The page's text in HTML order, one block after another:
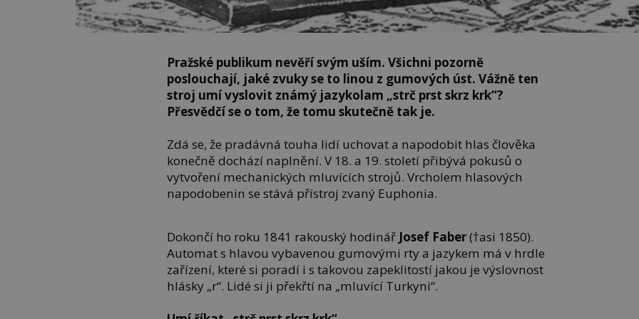
Pražské publikum nevěří svým uším. Všichni pozorně
poslouchají, jaké zvuky se to linou z gumových úst. Vážně ten
stroj umí vyslovit známý jazykolam „strč prst skrz krk“?
Přesvědčí se o tom, že tomu skutečně tak je.
Zdá se, že pradávná touha lidí uchovat a napodobit hlas člověka
konečně dochází naplnění. V 18. a 19. století přibývá pokusů o
vytvoření mechanických mluvících strojů. Vrcholem hlasových
napodobenin se stává přístroj zvaný Euphonia.
Dokončí ho roku 1841 rakouský hodinář Josef Faber(†asi 1850).
Automat s hlavou vybavenou gumovými rty a jazykem má v hrdle
zařízení, které si poradí i s takovou zapeklitostí jakou je výslovnost
hlásky „r“. Lidé si ji překřtí na „mluvící Turkyni“.